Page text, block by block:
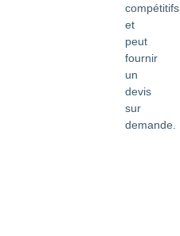
compétitifs
et
peut
fournir
un
devis
sur
demande.